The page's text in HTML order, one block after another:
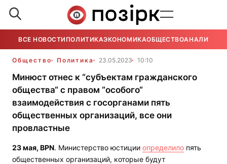
ВСЕ НОВОСТИ ПОЛИТИКАЭКОНОМИКАОБЩЕСТВОАНАЛИТИКА
Общество Политика 23.05.2023 10:10
Минюст отнес к “субъектам гражданского
общества“ с правом “особого“
взаимодействия с госорганами пять
общественных организаций, все они
провластные
23 мая, BPN. Министерство юстиции определило пять
общественных организаций, которые будут